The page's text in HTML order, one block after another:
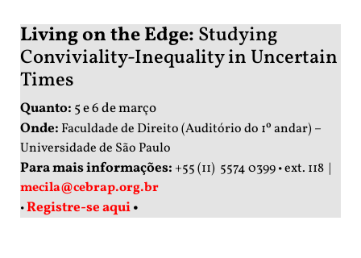
Living on the Edge: Studying
Conviviality-Inequality in Uncertain
Times
Quanto: 5 e 6 de março
Onde: Faculdade de Direito (Auditório do 1º andar) –
Universidade de São Paulo
Para mais informações: +55 (11) 5574 0399 • ext. 118 |
mecila@cebrap.org.br
•Registre-se aqui•